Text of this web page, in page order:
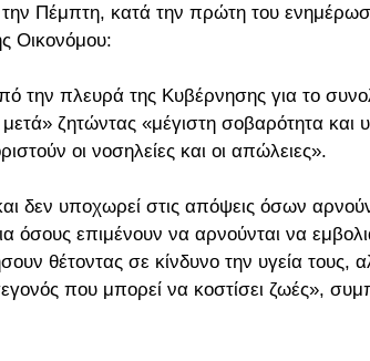
Πέμπτη, κατά την πρώτη του
Οικονόμου:
πλευρά της Κυβέρνησης για το
ζητώντας «μέγιστη σοβαρότητα
οι νοσηλείες και οι απώλειες».
δεν υποχωρεί στις απόψεις όσων
όσους επιμένουν να αρνούνται να
θέτοντας σε κίνδυνο την υγεία τους,
που μπορεί να κοστίσει ζωές»,